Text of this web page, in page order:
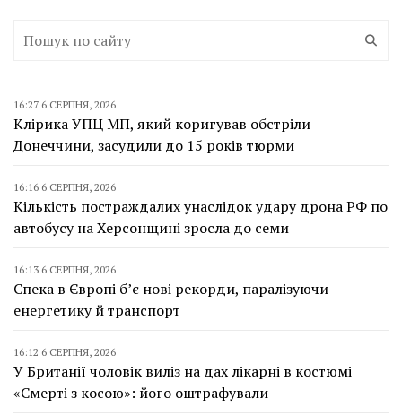
16:27 6 СЕРПНЯ, 2026
Клірика УПЦ МП, який коригував обстріли
Донеччини, засудили до 15 років тюрми
16:16 6 СЕРПНЯ, 2026
Кількість постраждалих унаслідок удару дрона РФ по
автобусу на Херсонщині зросла до семи
16:13 6 СЕРПНЯ, 2026
Спека в Європі б’є нові рекорди, паралізуючи
енергетику й транспорт
16:12 6 СЕРПНЯ, 2026
У Британії чоловік виліз на дах лікарні в костюмі
«Смерті з косою»: його оштрафували